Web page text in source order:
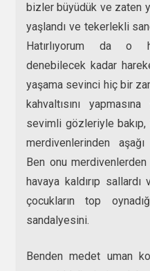
bizler büyüdük ve zaten
yaşlandı ve tekerlekli
Hatırlıyorum da o
denebilecek kadar
yaşama sevinci hiç bir
kahvaltısını
sevimli gözleriyle
merdivenlerinden aşağı
Ben onu
havaya kaldırıp
çocukların top
sandalyesini.
Benden medet uman